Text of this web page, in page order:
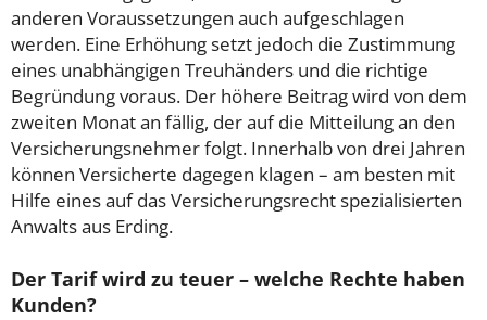
anderen Voraussetzungen auch aufgeschlagen
werden. Eine Erhöhung setzt jedoch die Zustimmung
eines unabhängigen Treuhänders und die richtige
Begründung voraus. Der höhere Beitrag wird von dem
zweiten Monat an fällig, der auf die Mitteilung an den
Versicherungsnehmer folgt. Innerhalb von drei Jahren
können Versicherte dagegen klagen – am besten mit
Hilfe eines auf das Versicherungsrecht spezialisierten
Anwalts aus Erding.
Der Tarif wird zu teuer – welche Rechte haben
Kunden?